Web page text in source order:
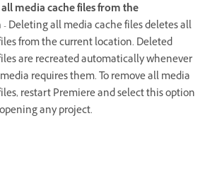
media cache files from the
- Deleting all media cache files deletes all
from the current location. Deleted
are recreated automatically whenever
requires them. To remove all media
restart Premiere and select this option
any project.